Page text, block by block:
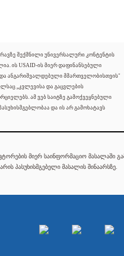
შექმნილი უნივერსალური კონტენტის
ის USAID-ის მიერ დაფინანსებული
ანგარიშვალდებული მმართველობისთვის"
„კვლევისა და გაცვლების
ამ ვებ საიტზე გამოქვეყნებული
და ის არ გამოხატავს
მიერ საინფორმაციო მასალაში
პასუხისმგებელი მასალის შინაარსზე.